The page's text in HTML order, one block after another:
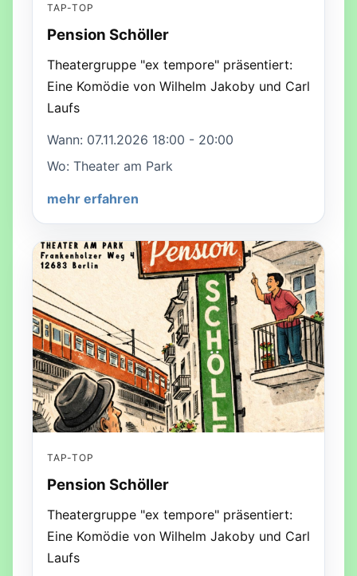
TAP-TOP
Pension Schöller
Theatergruppe "ex tempore" präsentiert:
Eine Komödie von Wilhelm Jakoby und Carl
Laufs
Wann: 07.11.2026 18:00 - 20:00
Wo: Theater am Park
mehr erfahren
TAP-TOP
Pension Schöller
Theatergruppe "ex tempore" präsentiert:
Eine Komödie von Wilhelm Jakoby und Carl
Laufs